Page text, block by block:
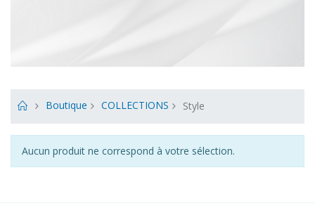
Boutique COLLECTIONS Style
Aucun produit ne correspond à votre sélection.